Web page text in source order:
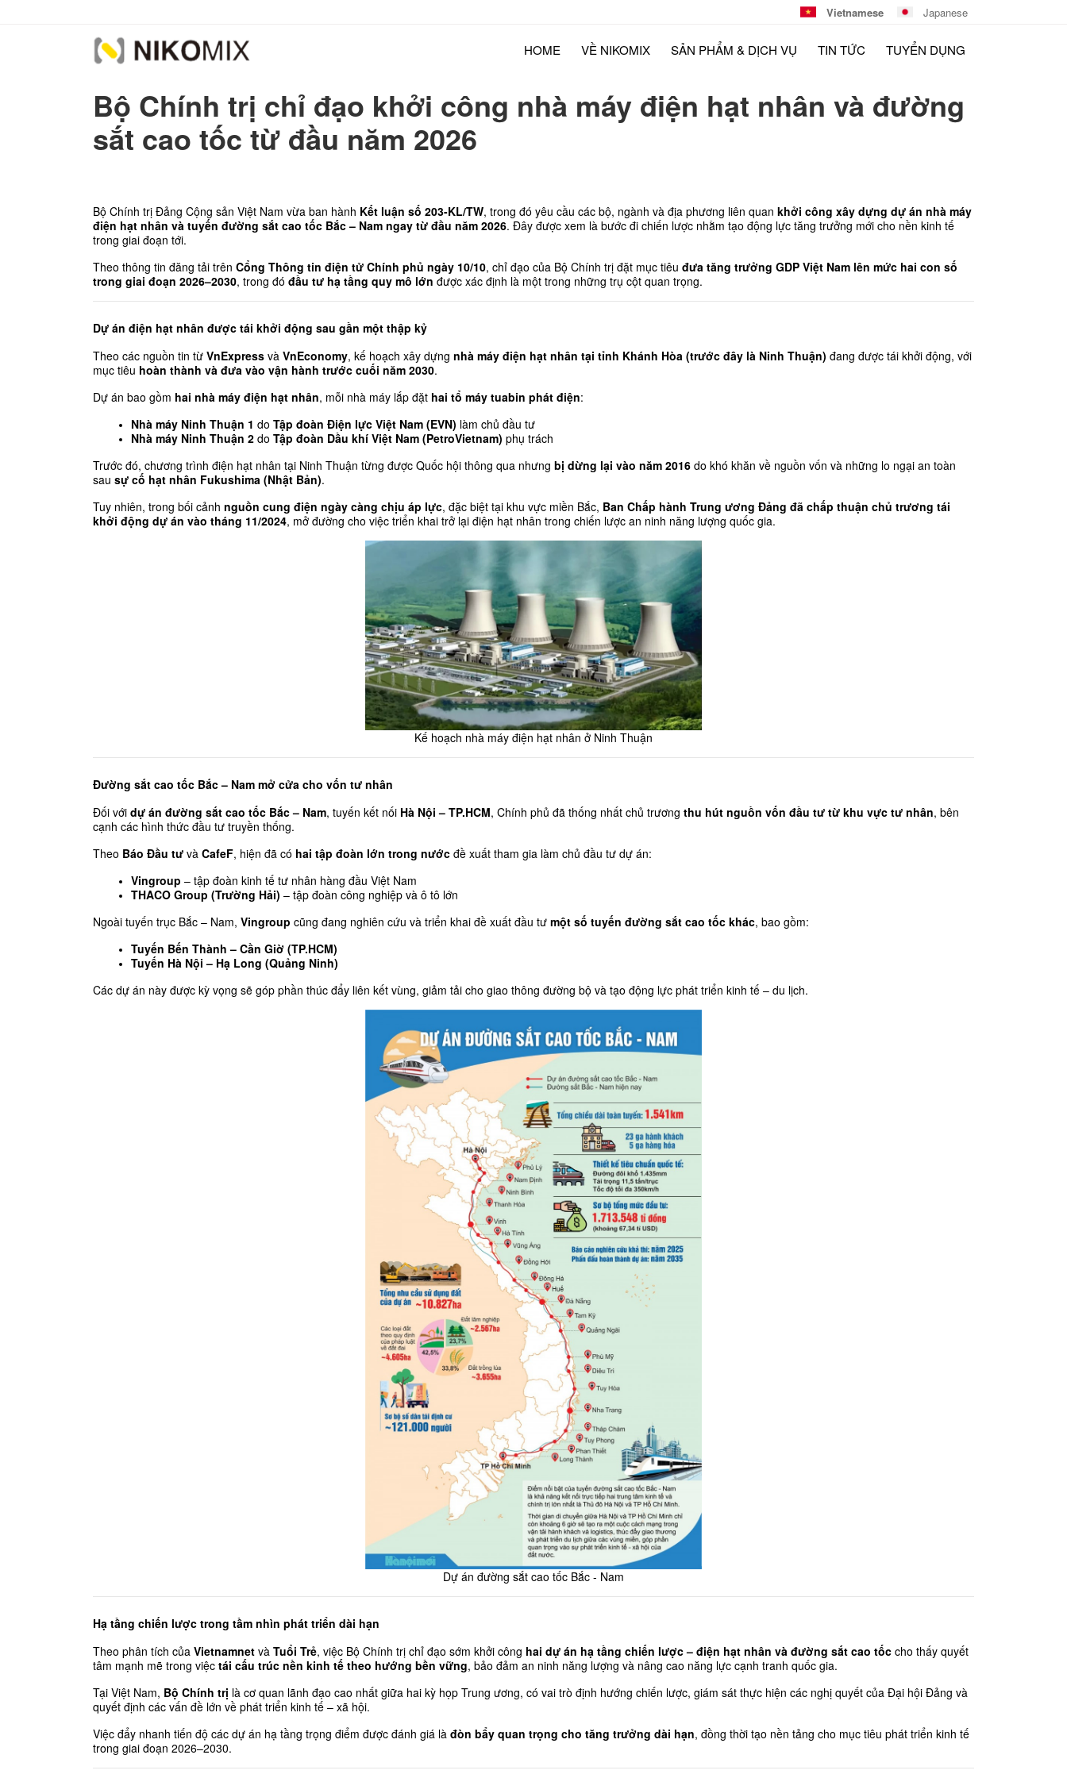
Vietnamese Japanese
HOME VỀ NIKOMIX SẢN PHẨM & DỊCH VỤ TIN TỨC TUYỂN DỤNG
Bộ Chính trị chỉ đạo khởi công nhà máy điện hạt nhân và đường
sắt cao tốc từ đầu năm 2026
Bộ Chính trị Đảng Cộng sản Việt Nam vừa ban hành Kết luận số 203-KL/TW, trong đó yêu cầu các bộ, ngành và địa phương liên quan khởi công xây dựng dự án nhà máy
điện hạt nhân và tuyến đường sắt cao tốc Bắc – Nam ngay từ đầu năm 2026. Đây được xem là bước đi chiến lược nhằm tạo động lực tăng trưởng mới cho nền kinh tế
trong giai đoạn tới.
Theo thông tin đăng tải trên Cổng Thông tin điện tử Chính phủ ngày 10/10, chỉ đạo của Bộ Chính trị đặt mục tiêu đưa tăng trưởng GDP Việt Nam lên mức hai con số
trong giai đoạn 2026–2030, trong đó đầu tư hạ tầng quy mô lớn được xác định là một trong những trụ cột quan trọng.
Dự án điện hạt nhân được tái khởi động sau gần một thập kỷ
Theo các nguồn tin từ VnExpress và VnEconomy, kế hoạch xây dựng nhà máy điện hạt nhân tại tỉnh Khánh Hòa (trước đây là Ninh Thuận) đang được tái khởi động, với
mục tiêu hoàn thành và đưa vào vận hành trước cuối năm 2030.
Dự án bao gồm hai nhà máy điện hạt nhân, mỗi nhà máy lắp đặt hai tổ máy tuabin phát điện:
Nhà máy Ninh Thuận 1 do Tập đoàn Điện lực Việt Nam (EVN) làm chủ đầu tư
Nhà máy Ninh Thuận 2 do Tập đoàn Dầu khí Việt Nam (PetroVietnam) phụ trách
Trước đó, chương trình điện hạt nhân tại Ninh Thuận từng được Quốc hội thông qua nhưng bị dừng lại vào năm 2016 do khó khăn về nguồn vốn và những lo ngại an toàn
sau sự cố hạt nhân Fukushima (Nhật Bản).
Tuy nhiên, trong bối cảnh nguồn cung điện ngày càng chịu áp lực, đặc biệt tại khu vực miền Bắc, Ban Chấp hành Trung ương Đảng đã chấp thuận chủ trương tái
khởi động dự án vào tháng 11/2024, mở đường cho việc triển khai trở lại điện hạt nhân trong chiến lược an ninh năng lượng quốc gia.
Kế hoạch nhà máy điện hạt nhân ở Ninh Thuận
Đường sắt cao tốc Bắc – Nam mở cửa cho vốn tư nhân
Đối với dự án đường sắt cao tốc Bắc – Nam, tuyến kết nối Hà Nội – TP.HCM, Chính phủ đã thống nhất chủ trương thu hút nguồn vốn đầu tư từ khu vực tư nhân, bên
cạnh các hình thức đầu tư truyền thống.
Theo Báo Đầu tư và CafeF, hiện đã có hai tập đoàn lớn trong nước đề xuất tham gia làm chủ đầu tư dự án:
Vingroup – tập đoàn kinh tế tư nhân hàng đầu Việt Nam
THACO Group (Trường Hải) – tập đoàn công nghiệp và ô tô lớn
Ngoài tuyến trục Bắc – Nam, Vingroup cũng đang nghiên cứu và triển khai đề xuất đầu tư một số tuyến đường sắt cao tốc khác, bao gồm:
Tuyến Bến Thành – Cần Giờ (TP.HCM)
Tuyến Hà Nội – Hạ Long (Quảng Ninh)
Các dự án này được kỳ vọng sẽ góp phần thúc đẩy liên kết vùng, giảm tải cho giao thông đường bộ và tạo động lực phát triển kinh tế – du lịch.
Dự án đường sắt cao tốc Bắc - Nam
Hạ tầng chiến lược trong tầm nhìn phát triển dài hạn
Theo phân tích của Vietnamnet và Tuổi Trẻ, việc Bộ Chính trị chỉ đạo sớm khởi công hai dự án hạ tầng chiến lược – điện hạt nhân và đường sắt cao tốc cho thấy quyết
tâm mạnh mẽ trong việc tái cấu trúc nền kinh tế theo hướng bền vững, bảo đảm an ninh năng lượng và nâng cao năng lực cạnh tranh quốc gia.
Tại Việt Nam, Bộ Chính trị là cơ quan lãnh đạo cao nhất giữa hai kỳ họp Trung ương, có vai trò định hướng chiến lược, giám sát thực hiện các nghị quyết của Đại hội Đảng và
quyết định các vấn đề lớn về phát triển kinh tế – xã hội.
Việc đẩy nhanh tiến độ các dự án hạ tầng trọng điểm được đánh giá là đòn bẩy quan trọng cho tăng trưởng dài hạn, đồng thời tạo nền tảng cho mục tiêu phát triển kinh tế
trong giai đoạn 2026–2030.